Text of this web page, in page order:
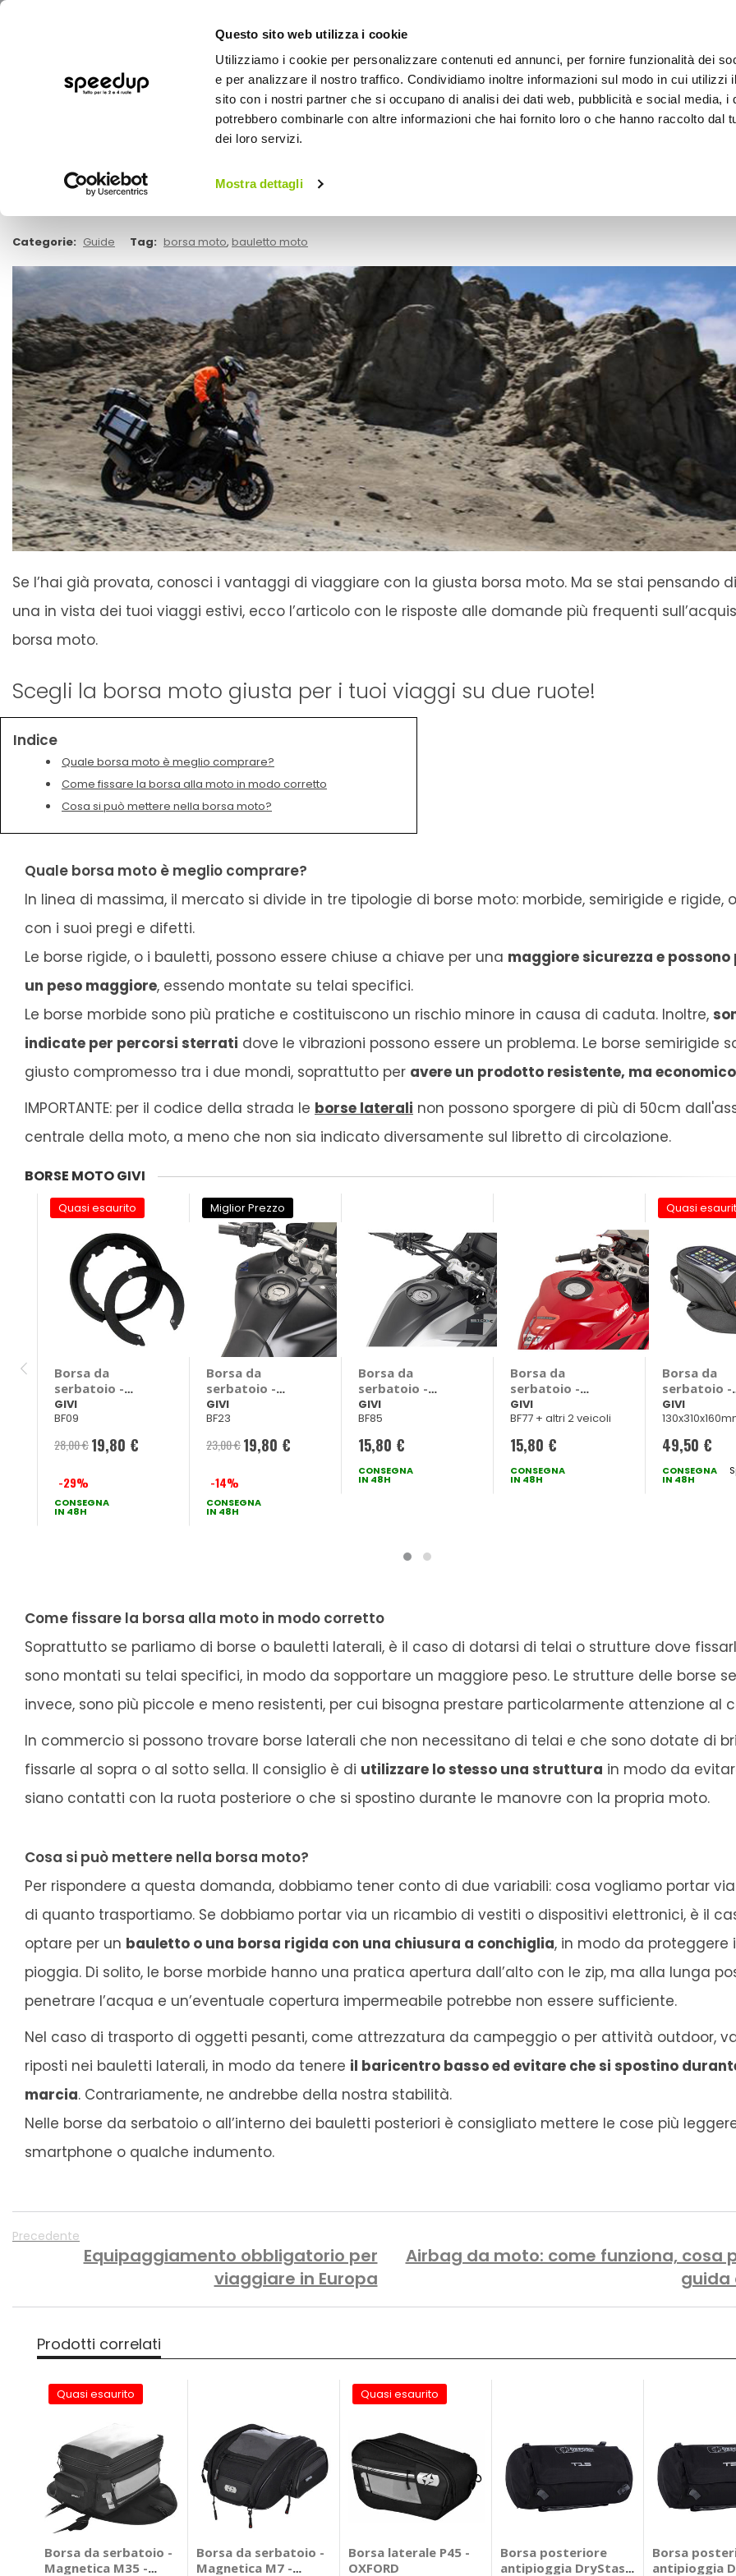
Questo sito web utilizza i cookie
Utilizziamo i cookie per personalizzare contenuti ed annunci, per fornire funzionalità dei
e per analizzare il nostro traffico. Condividiamo inoltre informazioni sul modo in cui utilizzi
sito con i nostri partner che si occupano di analisi dei dati web, pubblicità e social media, i
potrebbero combinarle con altre informazioni che hai fornito loro o che hanno raccolto dal
dei loro servizi.
Mostra dettagli
BICI OUTDOOR
Speedup Magazine
Scegli la borsa moto giusta per i tuoi viaggi su due ruote!
Categorie: Guide Tag: borsa moto, bauletto moto
Se l’hai già provata, conosci i vantaggi di viaggiare con la giusta borsa moto. Ma se stai pensando
una in vista dei tuoi viaggi estivi, ecco l’articolo con le risposte alle domande più frequenti
borsa moto.
Scegli la borsa moto giusta per i tuoi viaggi su due ruote!
Indice
Quale borsa moto è meglio comprare?
Come fissare la borsa alla moto in modo corretto
Cosa si può mettere nella borsa moto?
Quale borsa moto è meglio comprare?
In linea di massima, il mercato si divide in tre tipologie di borse moto: morbide, semirigide e rigide,
con i suoi pregi e difetti.
Le borse rigide, o i bauletti, possono essere chiuse a chiave per una maggiore sicurezza e
un peso maggiore, essendo montate su telai specifici.
Le borse morbide sono più pratiche e costituiscono un rischio minore in causa di caduta. Inoltre,
indicate per percorsi sterrati dove le vibrazioni possono essere un problema. Le borse semirigide
giusto compromesso tra i due mondi, soprattutto per avere un prodotto resistente, ma economico
IMPORTANTE: per il codice della strada le borse laterali non possono sporgere di più di 50cm
centrale della moto, a meno che non sia indicato diversamente sul libretto di circolazione.
BORSE MOTO GIVI
Quasi esaurito
Borsa da
serbatoio -
Flangia - GIVI
Ducati Monster
GIVI
BF09
28,00 € Prezzo
19,80 €
-29%
CONSEGNA
IN 48H
Miglior Prezzo
Borsa da
serbatoio -
Flangia - GIVI
Yamaha MT-09,
GIVI
BF23
23,00 € Prezzo
19,80 €
-14%
CONSEGNA
IN 48H
Borsa da
serbatoio -
Flangia Kove
510 X 2024> -
2024 >
GIVI
BF85
15,80 €
CONSEGNA
IN 48H
Borsa da
serbatoio -
Flangia - GIVI
Aprilia Tuono,
Panigale,
Streetfighter
GIVI
BF77 + altri 2 veicoli
15,80 €
CONSEGNA
IN 48H
Quasi
Borsa da
serbatoio -
Magnetica
T EA138B -
GIVI
49,50 €
CONSEGNA
IN 48H
Come fissare la borsa alla moto in modo corretto
Soprattutto se parliamo di borse o bauletti laterali, è il caso di dotarsi di telai o strutture dove
sono montati su telai specifici, in modo da sopportare un maggiore peso. Le strutture delle borse
invece, sono più piccole e meno resistenti, per cui bisogna prestare particolarmente attenzione al
In commercio si possono trovare borse laterali che non necessitano di telai e che sono dotate di
fissarle al sopra o al sotto sella. Il consiglio è di utilizzare lo stesso una struttura in modo da
siano contatti con la ruota posteriore o che si spostino durante le manovre con la propria moto.
Cosa si può mettere nella borsa moto?
Per rispondere a questa domanda, dobbiamo tener conto di due variabili: cosa vogliamo portar
di quanto trasportiamo. Se dobbiamo portar via un ricambio di vestiti o dispositivi elettronici, è il
optare per un bauletto o una borsa rigida con una chiusura a conchiglia, in modo da proteggere
pioggia. Di solito, le borse morbide hanno una pratica apertura dall’alto con le zip, ma alla lunga
penetrare l’acqua e un’eventuale copertura impermeabile potrebbe non essere sufficiente.
Nel caso di trasporto di oggetti pesanti, come attrezzatura da campeggio o per attività outdoor,
riposti nei bauletti laterali, in modo da tenere il baricentro basso ed evitare che si spostino
marcia. Contrariamente, ne andrebbe della nostra stabilità.
Nelle borse da serbatoio o all’interno dei bauletti posteriori è consigliato mettere le cose più
smartphone o qualche indumento.
Precedente
Equipaggiamento obbligatorio per
viaggiare in Europa
Airbag da moto: come funziona, cosa
guida
Prodotti correlati
Quasi esaurito
Borsa da serbatoio -
Magnetica M35 -
Borsa da serbatoio -
Magnetica M7 -
Quasi esaurito
Borsa laterale P45 -
OXFORD
Borsa posteriore
antipioggia DryStash
Borsa
antipioggia